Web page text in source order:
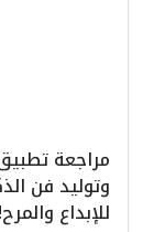
وتوليد فن
للإبداع والمرح!